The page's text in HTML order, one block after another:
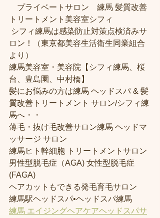
プライベートサロン　練馬 髪質改善
トリートメント美容室シフィ
シフィ練馬は感染防止対策点検済みサ
ロン！（東京都美容生活衛生同業組合
より）
練馬美容室・美容院【シフィ練馬、桜
台、豊島園、中村橋】
髪にお悩みの方は練馬 ヘッドスパ & 髪
質改善トリートメント サロン/シフィ練
馬へ・・
薄毛・抜け毛改善サロン練馬 ヘッドマ
ッサージ サロン
練馬ヒト幹細胞 トリートメントサロン
男性型脱毛症（AGA) 女性型脱毛症
(FAGA)
ヘアカットもできる発毛育毛サロン
練馬駅ヘッドスパ•ヘッドスパ練馬
練馬 エイジングヘアケアヘッドスパサ